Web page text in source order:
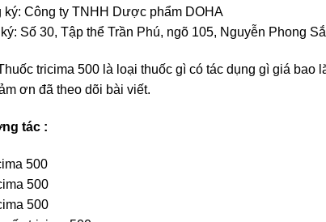
ký: Công ty TNHH Dược phẩm DOHA
Số 30, Tập thể Trần Phú, ngõ 105, Nguyễn Phong
tricima 500 là loại thuốc gì có tác dụng gì giá
ơn đã theo dõi bài viết.
tác :
500
500
500